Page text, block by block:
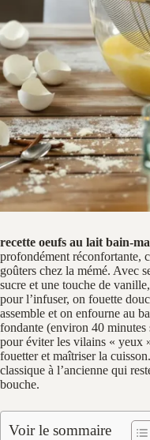
recette oeufs au lait bain-
profondément réconfortante,
goûters chez la mémé. Avec
sucre et une touche de
pour l’infuser, on fouette
assemble et on enfourne au
fondante (environ 40 minutes
pour éviter les vilains « yeux
fouetter et maîtriser la
classique à l’ancienne qui
bouche.
Voir le sommaire